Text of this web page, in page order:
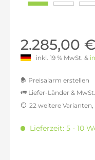
2.285,00 €
inkl. 19 % MwSt. &
Preisalarm erstellen
Liefer-Länder &
inkl. 16% MwSt.:
inkl. 20% MwSt.:
22 weitere
Lieferzeit: 5 - 10